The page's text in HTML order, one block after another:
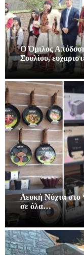
Ο Όμιλος
Σουλίου,
Λευκή Νύχτα στο
σε όλα…